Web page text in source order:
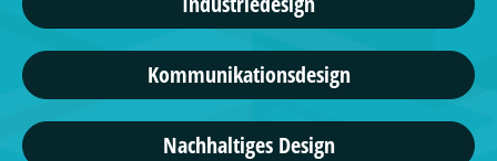
Kommunikationsdesign
Nachhaltiges Design